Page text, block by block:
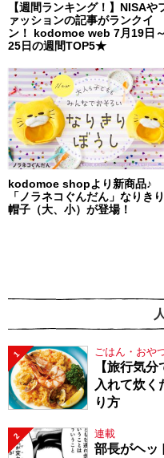
【週間ランキング！】NISAや
ァッションの記事がランクイ
ン！ kodomoe web 7月19日～
25日の週間TOP5★
kodomoe shopより新商品♪
「ノラネコぐんだん」なりきり
帽子（大、小）が登場！
1 ごはん・おや
【旅行気
入れて炊く
り方
2 連載
部長がヘッ